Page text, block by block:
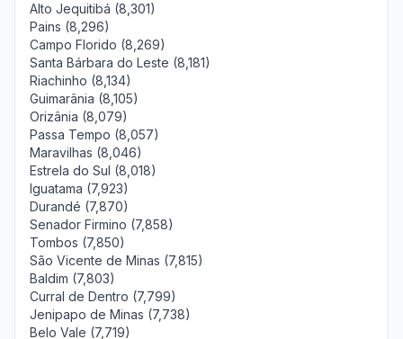
Alto Jequitibá (8,301)
Pains (8,296)
Campo Florido (8,269)
Santa Bárbara do Leste (8,181)
Riachinho (8,134)
Guimarânia (8,105)
Orizânia (8,079)
Passa Tempo (8,057)
Maravilhas (8,046)
Estrela do Sul (8,018)
Iguatama (7,923)
Durandé (7,870)
Senador Firmino (7,858)
Tombos (7,850)
São Vicente de Minas (7,815)
Baldim (7,803)
Curral de Dentro (7,799)
Jenipapo de Minas (7,738)
Belo Vale (7,719)